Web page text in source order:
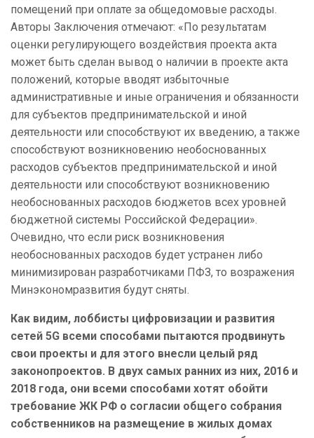
помещений при оплате за общедомовые расходы.
Авторы Заключения отмечают: «По результатам
оценки регулирующего воздействия проекта акта
может быть сделан вывод о наличии в проекте акта
положений, которые вводят избыточные
административные и иные ограничения и обязанности
для субъектов предпринимательской и иной
деятельности или способствуют их введению, а также
способствуют возникновению необоснованных
расходов субъектов предпринимательской и иной
деятельности или способствуют возникновению
необоснованных расходов бюджетов всех уровней
бюджетной системы Российской Федерации».
Очевидно, что если риск возникновения
необоснованных расходов будет устранен либо
минимизирован разработчиками ПФЗ, то возражения
Минэкономразвития будут сняты.
Как видим, лоббисты цифровизации и развития
сетей 5G всеми способами пытаются продвинуть
свои проекты и для этого внесли целый ряд
законопроектов. В двух самых ранних из них, 2016 и
2018 года, они всеми способами хотят обойти
требование ЖК РФ о согласии общего собрания
собственников на размещение в жилых домах